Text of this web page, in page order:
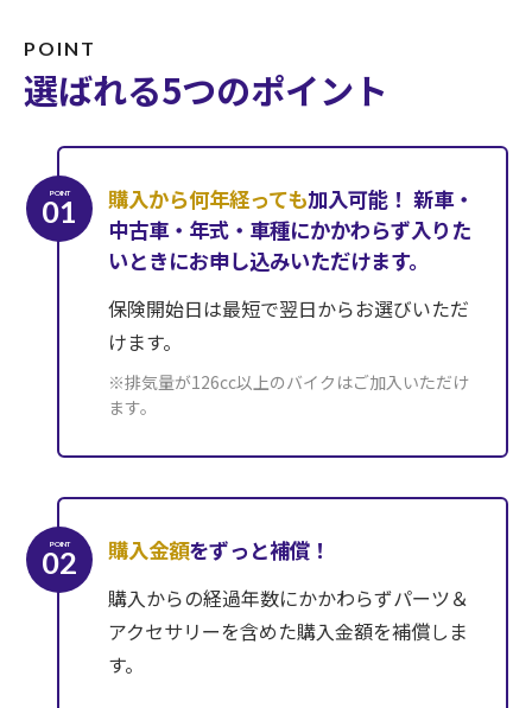
POINT
選ばれる5つのポイント
POINT
01 購入から何年経っても加入可能！ 新車・
中古車・年式・車種にかかわらず入りた
いときにお申し込みいただけます。
保険開始日は最短で翌日からお選びいただ
けます。
※排気量が126cc以上のバイクはご加入いただけ
ます。
POINT
02 購入金額をずっと補償！
購入からの経過年数にかかわらずパーツ＆
アクセサリーを含めた購入金額を補償しま
す。